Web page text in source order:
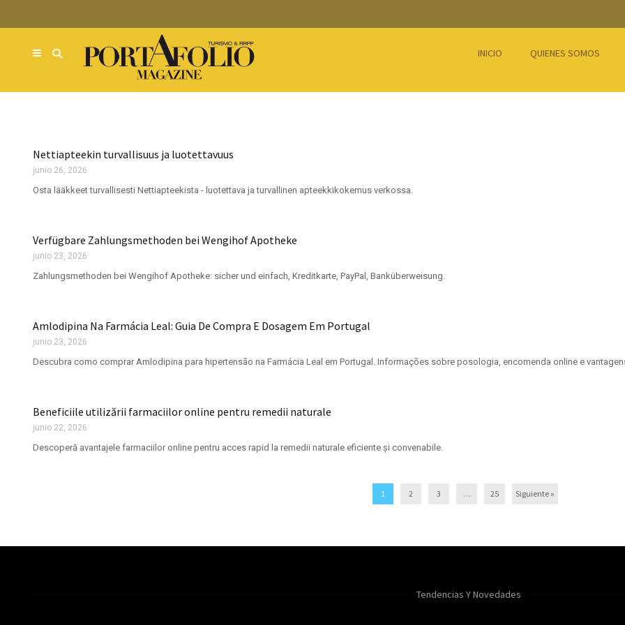
INICIO QUIENES SOMOS
Nettiapteekin turvallisuus ja luotettavuus
junio 26, 2026
Osta lääkkeet turvallisesti Nettiapteekista - luotettava ja turvallinen apteekkikokemus verkossa.
Verfügbare Zahlungsmethoden bei Wengihof Apotheke
junio 23, 2026
Zahlungsmethoden bei Wengihof Apotheke: sicher und einfach, Kreditkarte, PayPal, Banküberweisung.
Amlodipina Na Farmácia Leal: Guia De Compra E Dosagem Em Portugal
junio 23, 2026
Descubra como comprar Amlodipina para hipertensão na Farmácia Leal em Portugal. Informações sobre posologia, encomenda online e
Beneficiile utilizării farmaciilor online pentru remedii naturale
junio 22, 2026
Descoperă avantajele farmaciilor online pentru acces rapid la remedii naturale eficiente și convenabile.
1 2 3 … 25 Siguiente »
Tendencias Y Novedades